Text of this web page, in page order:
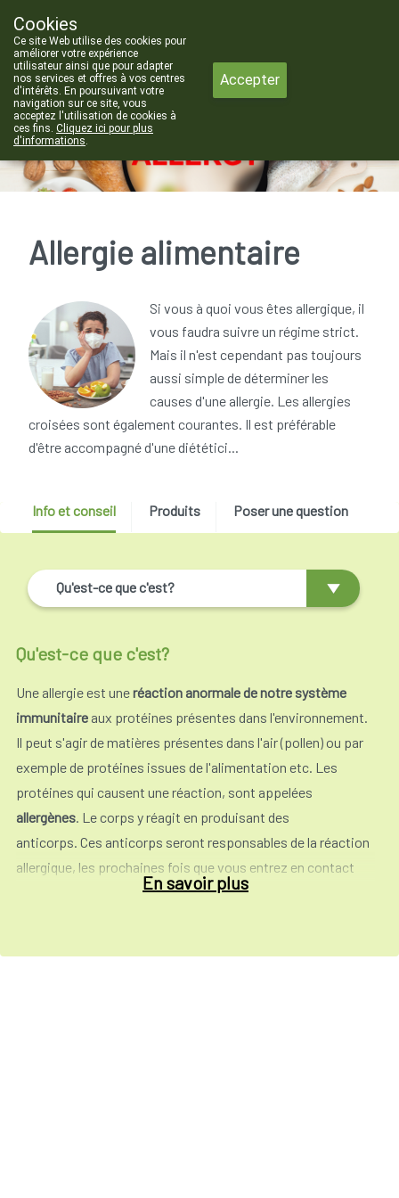
010/65 50 70
Aujourd'hui A présentfermé
Allergie alimentaire
Si vous à quoi vous êtes allergique, il
vous faudra suivre un régime strict.
Mais il n'est cependant pas toujours
aussi simple de déterminer les
causes d'une allergie. Les allergies
croisées sont également courantes. Il est préférable
d'être accompagné d'une diététici...
Info et conseil Produits Poser une question
Qu'est-ce que c'est?
Qu'est-ce que c'est?
Une allergie est uneréaction anormale de notre système
immunitaireaux protéines présentes dans l'environnement.
Il peut s'agir de matières présentes dans l'air (pollen) ou par
exemple de protéines issues de l'alimentation etc. Les
protéines qui causent une réaction, sont appelées
allergènes. Le corps y réagit en produisant des
anticorps. Ces anticorps seront responsables de la réaction
allergique, les prochaines fois que vous entrez en contact
sont nombreuses. Il peut sagir de symptômes gastro-
En savoir plus
Cookies
Ce site Web utilise des cookies pour
améliorer votre expérience
utilisateur ainsi que pour adapter
nos services et offres à vos centres
d'intérêts. En poursuivant votre
navigation sur ce site, vous
acceptez l'utilisation de cookies à
ces fins. Cliquez ici pour plus
d'informations.
Accepter